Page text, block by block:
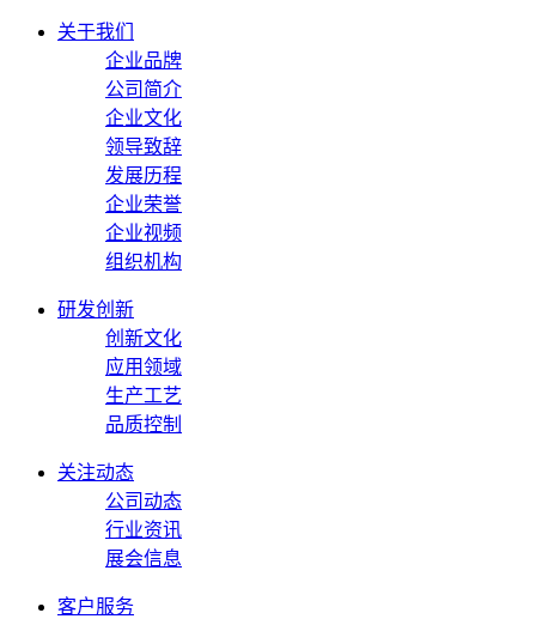
关于我们
企业品牌
公司简介
企业文化
领导致辞
发展历程
企业荣誉
企业视频
组织机构
研发创新
创新文化
应用领域
生产工艺
品质控制
关注动态
公司动态
行业资讯
展会信息
客户服务